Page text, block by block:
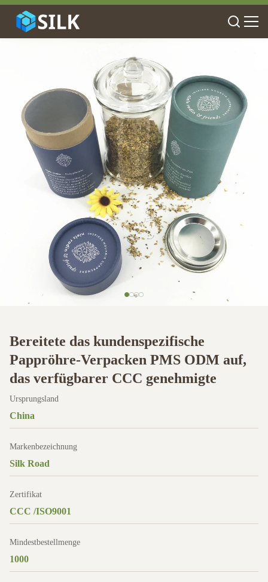
Bereitete das kundenspezifische
Pappröhre-Verpacken PMS ODM auf,
das verfügbarer CCC genehmigte
Ursprungsland
China
Markenbezeichnung
Silk Road
Zertifikat
CCC /ISO9001
Mindestbestellmenge
1000